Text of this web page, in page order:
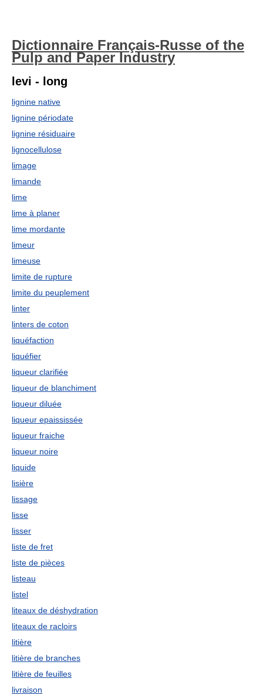
Dictionnaire Français-Russe of the
Pulp and Paper Industry
levi - long
lignine native
lignine périodate
lignine résiduaire
lignocellulose
limage
limande
lime
lime à planer
lime mordante
limeur
limeuse
limite de rupture
limite du peuplement
linter
linters de coton
liquéfaction
liquéfier
liqueur clarifiée
liqueur de blanchiment
liqueur diluée
liqueur epaississée
liqueur fraiche
liqueur noire
liquide
lisière
lissage
lisse
lisser
liste de fret
liste de pièces
listeau
listel
liteaux de déshydration
liteaux de racloirs
litière
litière de branches
litière de feuilles
livraison